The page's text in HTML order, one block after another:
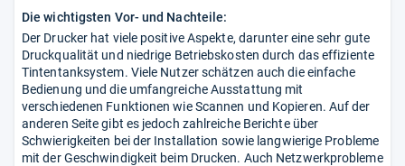
Die wichtigsten Vor- und Nachteile:
Der Drucker hat viele positive Aspekte, darunter eine sehr gute
Druckqualität und niedrige Betriebskosten durch das effiziente
Tintentanksystem. Viele Nutzer schätzen auch die einfache
Bedienung und die umfangreiche Ausstattung mit
verschiedenen Funktionen wie Scannen und Kopieren. Auf der
anderen Seite gibt es jedoch zahlreiche Berichte über
Schwierigkeiten bei der Installation sowie langwierige Probleme
mit der Geschwindigkeit beim Drucken. Auch Netzwerkprobleme